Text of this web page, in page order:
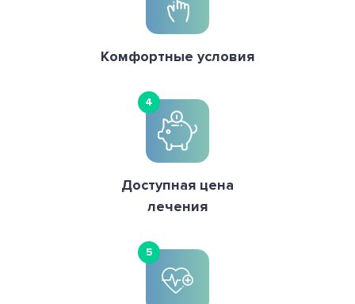
Комфортные условия
4
Доступная цена
лечения
5